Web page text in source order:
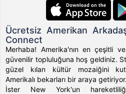
Ücretsiz Amerikan
Connect
Merhaba! Amerika'nın en çeşitli
güvenilir topluluğuna hoş geldiniz.
güzel kılan kültür mozaiğini
Amerikalı bekarları bir araya getiriyor.
İster New York'un